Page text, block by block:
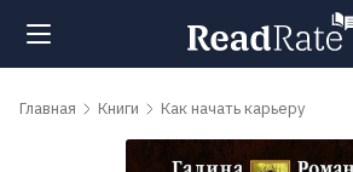
Поиск
Главная Книги Как начать карьеру